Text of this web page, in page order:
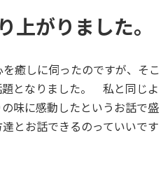
上がりました。
癒しに伺ったのですが、そこ
題となりました。 私と同じよ
味に感動したというお話で盛
とお話できるのっていいです